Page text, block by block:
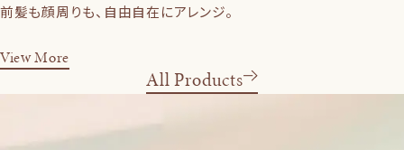
前髪も顔周りも、自由自在にアレンジ。
View More
All Products